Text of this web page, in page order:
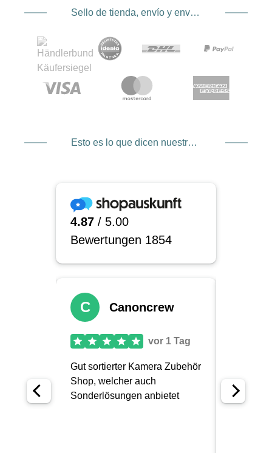
Sello de tienda, envío y envío. Proveedor de servicios de pago
Esto es lo que dicen nuestros clientes